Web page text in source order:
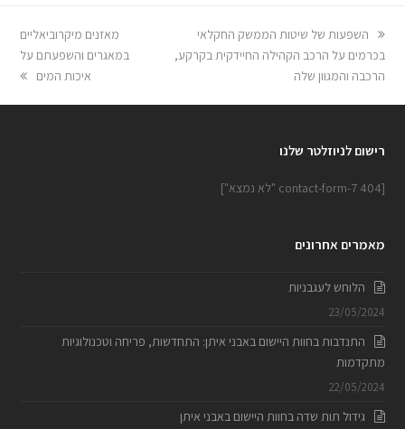
השפעות של שיטות הממשק החקלאי
בכרמים על הרכב הקהילה החיידקית בקרקע,
הרכבה והמגוון שלה
מאזנים מיקרוביאליים
במאגרים והשפעתם על
איכות המים
רישום לניוזלטר שלנו
[contact-form-7 404 "לא נמצא"]
מאמרים אחרונים
הלוחש לעגבניות
23/05/2024
התנדבות בחוות היישום באבני איתן: התחדשות, פריחה וטכנולוגיות
מתקדמות
22/05/2024
גידול תות שדה בחוות היישום באבני איתן